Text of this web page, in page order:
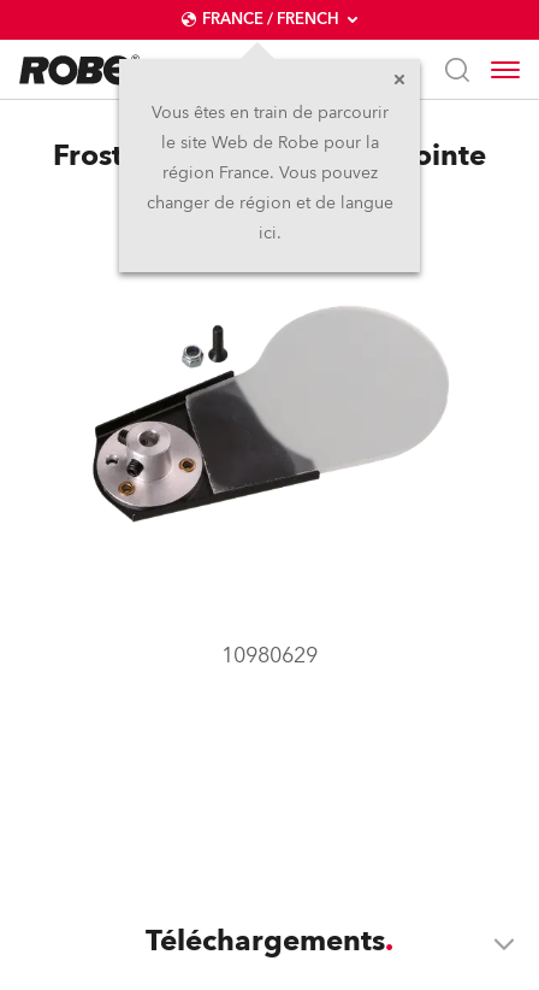
FRANCE / FRENCH
Vous êtes en train de parcourir
le site Web de Robe pour la
région France. Vous pouvez
changer de région et de langue
ici.
Frost 10° (exchange) for Pointe
10980629
Téléchargements